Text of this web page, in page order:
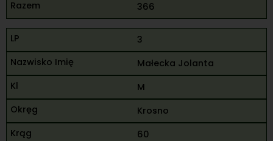
366
3
Małecka Jolanta
M
Krosno
60